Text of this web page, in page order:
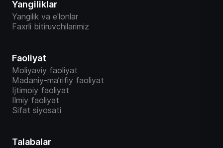
Yangiliklar
Yangilik va e'lonlar
Faxrli bitiruvchilarimiz
Faoliyat
Moliyaviy faoliyat
Madaniy-ma’rifiy faoliyat
Ijtimoiy faoliyat
Ilmiy faoliyat
Sifat siyosati
Talabalar